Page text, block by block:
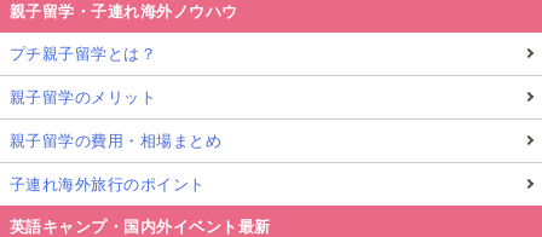
親子留学・子連れ海外ノウハウ
プチ親子留学とは？
親子留学のメリット
親子留学の費用・相場まとめ
子連れ海外旅行のポイント
英語キャンプ・国内外イベント最新